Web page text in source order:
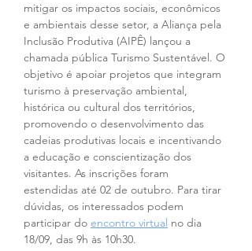
mitigar os impactos sociais, econômicos
e ambientais desse setor, a Aliança pela
Inclusão Produtiva (AIPÊ) lançou a
chamada pública Turismo Sustentável. O
objetivo é apoiar projetos que integram
turismo à preservação ambiental,
histórica ou cultural dos territórios,
promovendo o desenvolvimento das
cadeias produtivas locais e incentivando
a educação e conscientização dos
visitantes. As inscrições foram
estendidas até 02 de outubro. Para tirar
dúvidas, os interessados podem
participar do encontro virtual no dia
18/09, das 9h às 10h30.